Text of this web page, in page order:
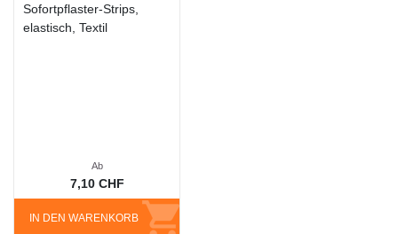
Sofortpflaster-Strips,
elastisch, Textil
IN DEN WARENKORB
Ab
7,10 CHF